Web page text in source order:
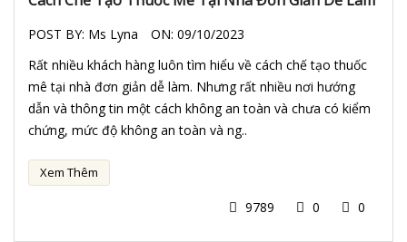
POST BY: Ms Lyna ON: 09/10/2023
Rất nhiều khách hàng luôn tìm hiểu về cách chế tạo thuốc
mê tại nhà đơn giản dễ làm. Nhưng rất nhiều nơi hướng
dẫn và thông tin một cách không an toàn và chưa có kiểm
chứng, mức độ không an toàn và ng..
Xem Thêm
9789 0 0